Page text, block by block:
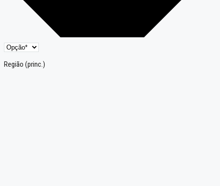
Região (princ.)